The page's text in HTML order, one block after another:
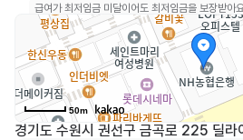
급여가 최저임금 미달이어도 최저임금을 보장받아요
50m
경기도 수원시 권선구 금곡로 225 딜